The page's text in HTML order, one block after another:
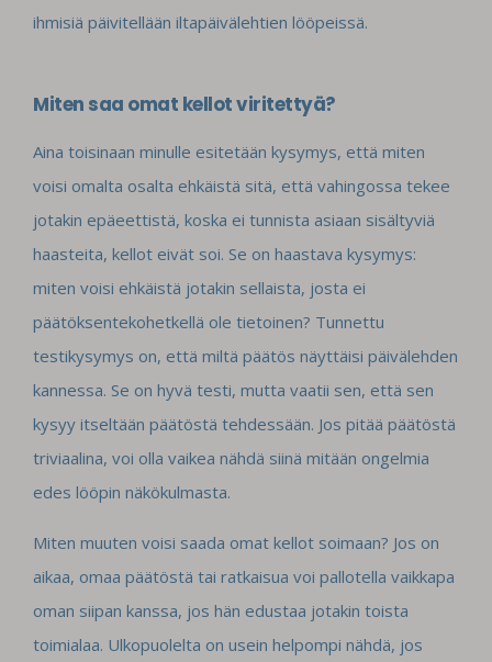
ihmisiä päivitellään iltapäivälehtien lööpeissä.
Miten saa omat kellot viritettyä?
Aina toisinaan minulle esitetään kysymys, että miten
voisi omalta osalta ehkäistä sitä, että vahingossa tekee
jotakin epäeettistä, koska ei tunnista asiaan sisältyviä
haasteita, kellot eivät soi. Se on haastava kysymys:
miten voisi ehkäistä jotakin sellaista, josta ei
päätöksentekohetkellä ole tietoinen? Tunnettu
testikysymys on, että miltä päätös näyttäisi päivälehden
kannessa. Se on hyvä testi, mutta vaatii sen, että sen
kysyy itseltään päätöstä tehdessään. Jos pitää päätöstä
triviaalina, voi olla vaikea nähdä siinä mitään ongelmia
edes lööpin näkökulmasta.
Miten muuten voisi saada omat kellot soimaan? Jos on
aikaa, omaa päätöstä tai ratkaisua voi pallotella vaikkapa
oman siipan kanssa, jos hän edustaa jotakin toista
toimialaa. Ulkopuolelta on usein helpompi nähdä, jos